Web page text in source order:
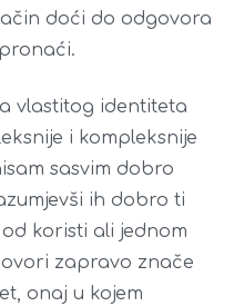
doći do odgovora
vlastitog identiteta
i kompleksnije
sasvim dobro
ih dobro ti
koristi ali jednom
zapravo znače
onaj u kojem